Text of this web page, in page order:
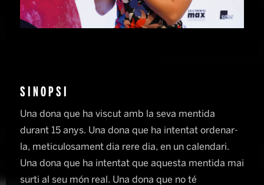
SINOPSI
Una dona que ha viscut amb la seva mentida
durant 15 anys. Una dona que ha intentat ordenar-
la, meticulosament dia rere dia, en un calendari.
Una dona que ha intentat que aquesta mentida mai
surti al seu món real. Una dona que no té